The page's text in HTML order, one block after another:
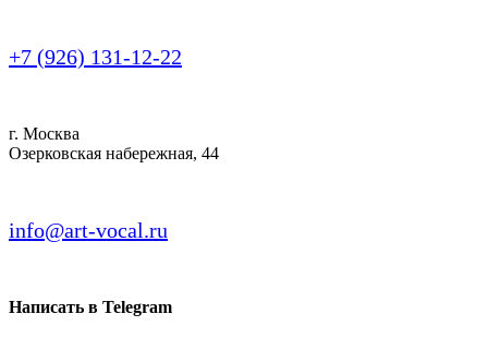
+7 (926) 131-12-22
г. Москва
Озерковская набережная, 44
info@art-vocal.ru
Написать в Telegram